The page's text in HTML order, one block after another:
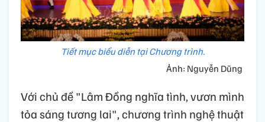
Tiết mục biểu diễn tại Chương trình.
Ảnh: Nguyễn Dũng
Với chủ đề "Lâm Đồng nghĩa tình, vươn mình
tỏa sáng tương lai", chương trình nghệ thuật